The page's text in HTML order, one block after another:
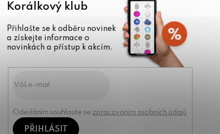
Korálkový klub
Přihlašte se k odběru novinek
a získejte informace o
novinkách a přístup k akcím.
Odesláním souhlasíte se zpracováním osobních údajů
PŘIHLÁSIT